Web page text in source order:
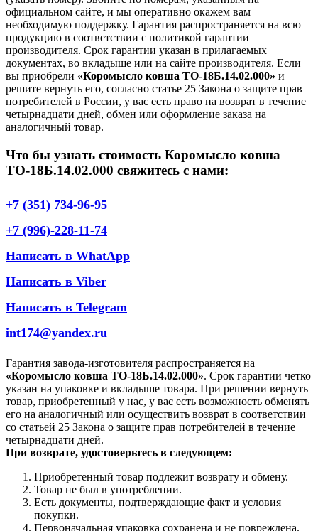
официальном сайте, и мы оперативно окажем вам
необходимую поддержку. Гарантия распространяется на всю
продукцию в соответствии с политикой гарантии
производителя. Срок гарантии указан в прилагаемых
документах, во вкладыше или на сайте производителя. Если
вы приобрели «Коромысло ковша ТО-18Б.14.02.000» и
решите вернуть его, согласно статье 25 Закона о защите прав
потребителей в России, у вас есть право на возврат в течение
четырнадцати дней, обмен или оформление заказа на
аналогичный товар.
Что бы узнать стоимость Коромысло ковша
ТО-18Б.14.02.000 свяжитесь с нами:
+7 (351) 734-96-95
+7 (996)-228-11-74
Написать в WhatApp
Написать в Viber
Написать в Telegram
int174@yandex.ru
Гарантия завода-изготовителя распространяется на
«Коромысло ковша ТО-18Б.14.02.000». Срок гарантии четко
указан на упаковке и вкладыше товара. При решении вернуть
товар, приобретенный у нас, у вас есть возможность обменять
его на аналогичный или осуществить возврат в соответствии
со статьей 25 Закона о защите прав потребителей в течение
четырнадцати дней.
При возврате, удостоверьтесь в следующем:
Приобретенный товар подлежит возврату и обмену.
Товар не был в употреблении.
Есть документы, подтверждающие факт и условия
покупки.
Первоначальная упаковка сохранена и не повреждена.